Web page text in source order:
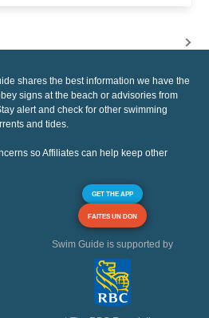
shares the best information we have the
signs at the beach or advisories from
alert and check for other swimming
and tides.
so Affiliates can help keep other
GET THE APP
FAITES UN DON
Swim Guide is supported by